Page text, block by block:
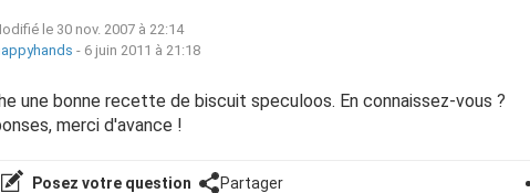
le 30 nov. 2007 à 22:14
- 6 juin 2011 à 21:18
une bonne recette de biscuit speculoos. En connaissez-vous ?
merci d'avance !
Posez votre question Partager